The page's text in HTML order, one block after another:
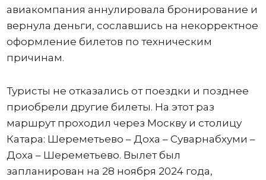
авиакомпания аннулировала бронирование и
вернула деньги, сославшись на некорректное
оформление билетов по техническим
причинам.
Туристы не отказались от поездки и позднее
приобрели другие билеты. На этот раз
маршрут проходил через Москву и столицу
Катара: Шереметьево – Доха – Суварнабхуми –
Доха – Шереметьево. Вылет был
запланирован на 28 ноября 2024 года,